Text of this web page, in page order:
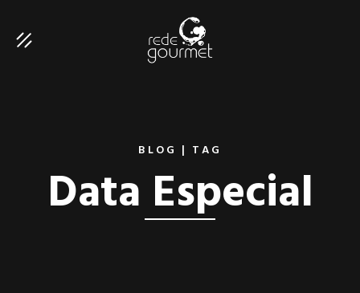
BLOG | TAG
Data Especial